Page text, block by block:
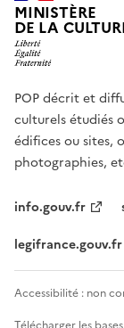
MINISTÈRE
DE LA
POP décrit et
culturels étudiés
édifices ou sites,
photographies,
info.gouv.fr
legifrance.gouv.fr
Accessibilité : non